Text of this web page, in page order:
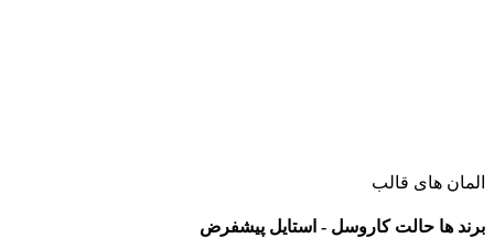
المان های قالب
برند ها حالت کاروسل - استایل پیشفرض